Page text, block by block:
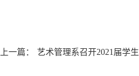
上一篇： 艺术管理系召开2021届学